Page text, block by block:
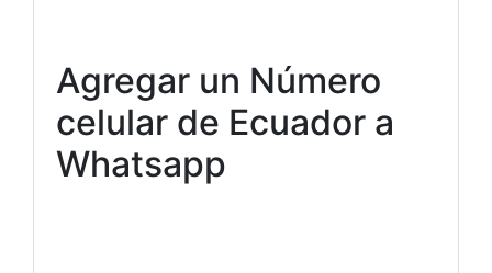
Agregar un Número
celular de Ecuador a
Whatsapp